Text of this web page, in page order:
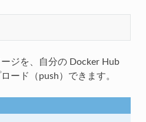
ジを、自分の Docker Hub
ード（push）できます。